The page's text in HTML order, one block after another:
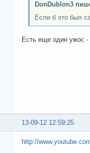
DonDublon3
Если б это был
Есть еще один ужос -
13-09-12 12:59:25
http://